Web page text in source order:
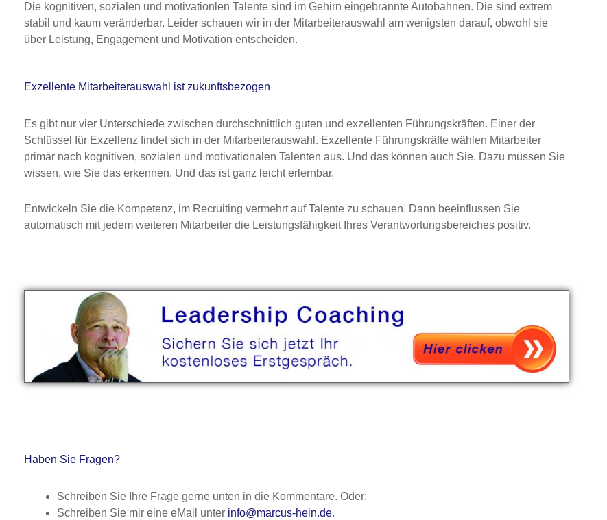
Die kognitiven, sozialen und motivationlen Talente sind im Gehirn eingebrannte Autobahnen. Die sind extrem
stabil und kaum veränderbar. Leider schauen wir in der Mitarbeiterauswahl am wenigsten darauf, obwohl sie
über Leistung, Engagement und Motivation entscheiden.
Exzellente Mitarbeiterauswahl ist zukunftsbezogen
Es gibt nur vier Unterschiede zwischen durchschnittlich guten und exzellenten Führungskräften. Einer der
Schlüssel für Exzellenz findet sich in der Mitarbeiterauswahl. Exzellente Führungskräfte wählen Mitarbeiter
primär nach kognitiven, sozialen und motivationalen Talenten aus. Und das können auch Sie. Dazu müssen Sie
wissen, wie Sie das erkennen. Und das ist ganz leicht erlernbar.
Entwickeln Sie die Kompetenz, im Recruiting vermehrt auf Talente zu schauen. Dann beeinflussen Sie
automatisch mit jedem weiteren Mitarbeiter die Leistungsfähigkeit Ihres Verantwortungsbereiches positiv.
Haben Sie Fragen?
Schreiben Sie Ihre Frage gerne unten in die Kommentare. Oder:
Schreiben Sie mir eine eMail unter info@marcus-hein.de.